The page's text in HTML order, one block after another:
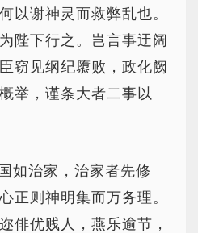
以谢神灵而救弊乱也。
陛下行之。岂言事迂阔
窃见纲纪隳败，政化阙
举，谨条大者二事以
如治家，治家者先修
正则神明集而万务理。
俳优贱人，燕乐逾节，